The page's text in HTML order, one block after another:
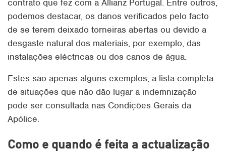
contrato que fez com a Allianz Portugal. Entre outros,
podemos destacar, os danos verificados pelo facto
de se terem deixado torneiras abertas ou devido a
desgaste natural dos materiais, por exemplo, das
instalações eléctricas ou dos canos de água.
Estes são apenas alguns exemplos, a lista completa
de situações que não dão lugar a indemnização
pode ser consultada nas Condições Gerais da
Apólice.
Como e quando é feita a actualização